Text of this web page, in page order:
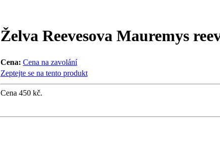
Želva Reevesova Mauremys
Cena: Cena na zavolání
Zeptejte se na tento produkt
Cena 450 kč.